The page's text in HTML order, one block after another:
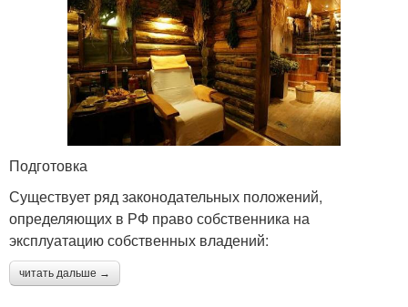
Подготовка
Существует ряд законодательных положений,
определяющих в РФ право собственника на
эксплуатацию собственных владений:
читать дальше →